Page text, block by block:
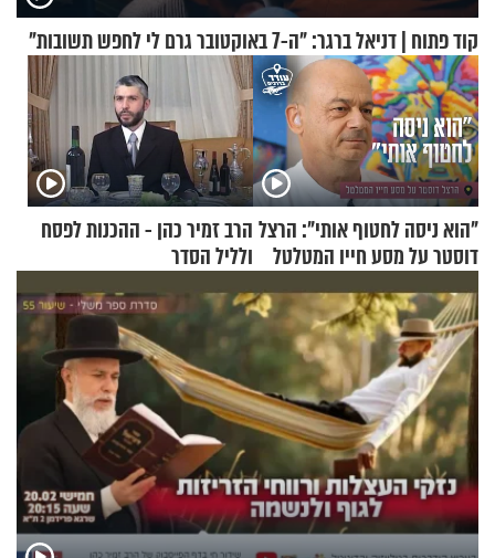
קוד פתוח | דניאל ברגר: "ה-7 באוקטובר גרם לי לחפש תשובות"
"הוא ניסה לחטוף אותי": הרצל
דוסטר על מסע חייו המטלטל
הרב זמיר כהן - ההכנות לפסח
ולליל הסדר